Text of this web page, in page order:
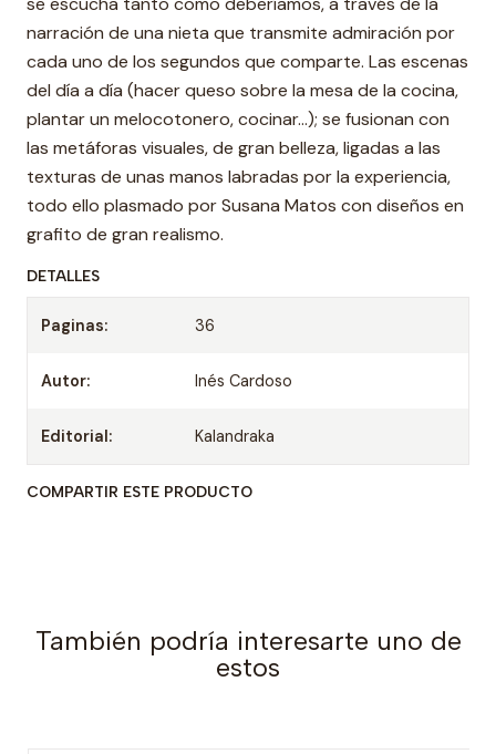
narración de una nieta que transmite admiración por
cada uno de los segundos que comparte. Las escenas
del día a día (hacer queso sobre la mesa de la cocina,
plantar un melocotonero, cocinar…); se fusionan con
las metáforas visuales, de gran belleza, ligadas a las
texturas de unas manos labradas por la experiencia,
todo ello plasmado por Susana Matos con diseños en
grafito de gran realismo.
DETALLES
Paginas: 36
Autor: Inés Cardoso
Editorial: Kalandraka
COMPARTIR ESTE PRODUCTO
También podría interesarte uno de
estos